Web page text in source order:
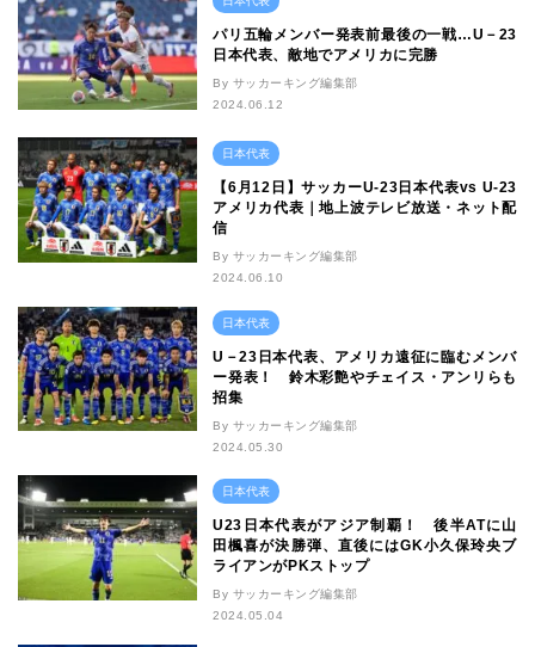
パリ五輪メンバー発表前最後の一戦…U－23
日本代表、敵地でアメリカに完勝
By サッカーキング編集部
2024.06.12
日本代表
【6月12日】サッカーU-23日本代表vs U-23
アメリカ代表｜地上波テレビ放送・ネット配
信
By サッカーキング編集部
2024.06.10
日本代表
U－23日本代表、アメリカ遠征に臨むメンバ
ー発表！ 鈴木彩艶やチェイス・アンリらも
招集
By サッカーキング編集部
2024.05.30
日本代表
U23日本代表がアジア制覇！ 後半ATに山
田楓喜が決勝弾、直後にはGK小久保玲央ブ
ライアンがPKストップ
By サッカーキング編集部
2024.05.04